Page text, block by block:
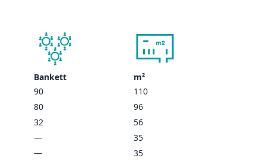
Bankett
m²
90
110
80
96
32
56
—
35
—
35